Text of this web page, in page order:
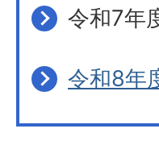
令和7年
令和8年